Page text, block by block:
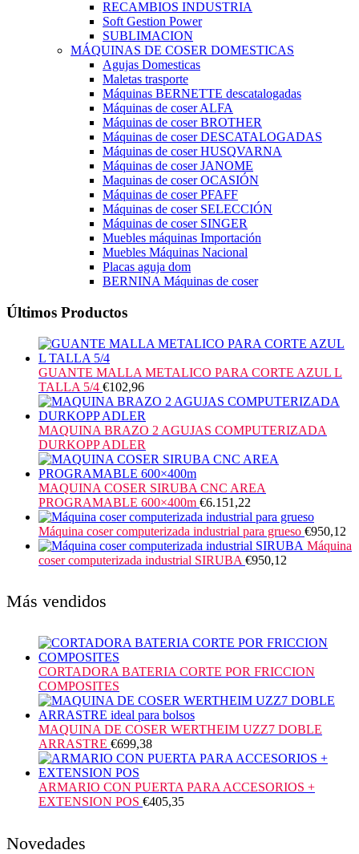
RECAMBIOS INDUSTRIA
Soft Gestion Power
SUBLIMACION
MÁQUINAS DE COSER DOMESTICAS
Agujas Domesticas
Maletas trasporte
Máquinas BERNETTE descatalogadas
Máquinas de coser ALFA
Máquinas de coser BROTHER
Máquinas de coser DESCATALOGADAS
Máquinas de coser HUSQVARNA
Máquinas de coser JANOME
Maquinas de coser OCASIÓN
Máquinas de coser PFAFF
Máquinas de coser SELECCIÓN
Máquinas de coser SINGER
Muebles máquinas Importación
Muebles Máquinas Nacional
Placas aguja dom
BERNINA Máquinas de coser
Últimos Productos
GUANTE MALLA METALICO PARA CORTE AZUL L
TALLA 5/4 €102,96
MAQUINA BRAZO 2 AGUJAS COMPUTERIZADA
DURKOPP ADLER
MAQUINA COSER SIRUBA CNC AREA
PROGRAMABLE 600×400m €6.151,22
Máquina coser computerizada industrial para grueso €950,12
Máquina
coser computerizada industrial SIRUBA €950,12
Más vendidos
CORTADORA BATERIA CORTE POR FRICCION
COMPOSITES
MAQUINA DE COSER WERTHEIM UZZ7 DOBLE
ARRASTRE €699,38
ARMARIO CON PUERTA PARA ACCESORIOS +
EXTENSION POS €405,35
Novedades